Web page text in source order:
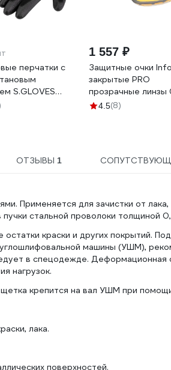
перчатки с
S.GLOVES
09 размер
1 557 ₽
Защитные очки
закрытые PRO
прозрачные линзы
024.5(8)
ОТЗЫВЫ 1
Применяется для зачистки от
стальной проволоки толщиной
краски и других покрытий.
машины (УШМ),
в спецодежде. Деформационная
нагрузок.
крепится на вал УШМ при
лака.
поверхностей.